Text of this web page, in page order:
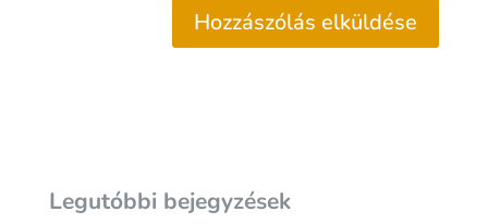
Legutóbbi bejegyzések